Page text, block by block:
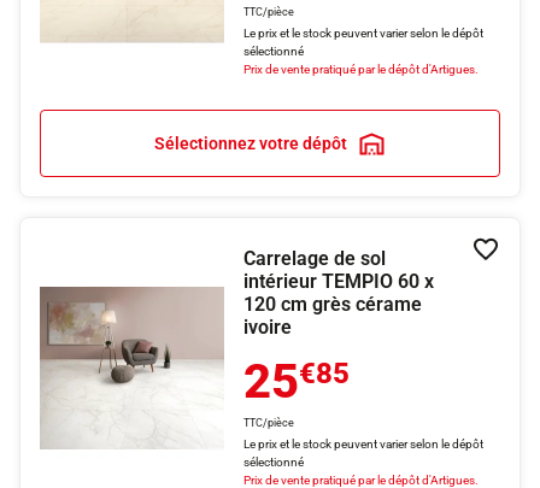
TTC/pièce
Le prix et le stock peuvent varier selon le dépôt
sélectionné
Prix de vente pratiqué par le dépôt d'Artigues.
Sélectionnez votre dépôt
Carrelage de sol
intérieur TEMPIO 60 x
120 cm grès cérame
ivoire
25€85
TTC/pièce
Le prix et le stock peuvent varier selon le dépôt
sélectionné
Prix de vente pratiqué par le dépôt d'Artigues.